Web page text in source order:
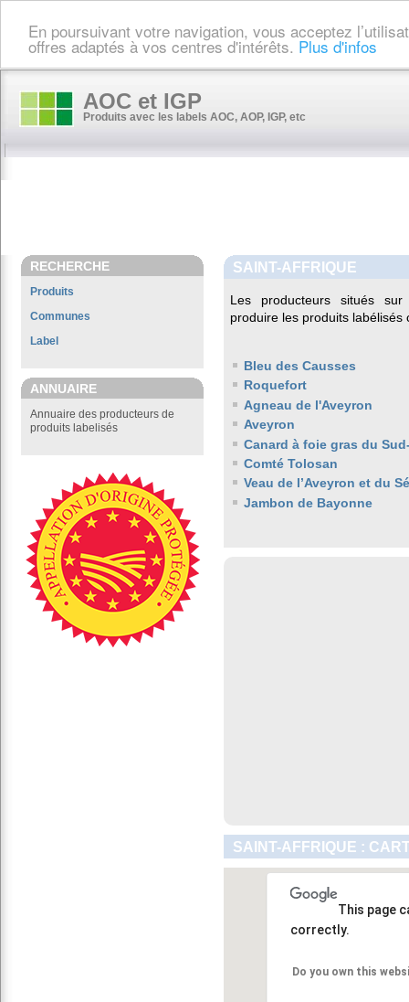
En poursuivant votre navigation, vous acceptez
offres adaptés à vos centres d'intérêts. Plus d'infos
AOC et IGP
Produits avec les labels AOC, AOP, IGP, etc
RECHERCHE
Produits
Communes
Label
ANNUAIRE
Annuaire des producteurs de
produits labelisés
SAINT-AFFRIQUE
Les producteurs situés
produire les produits labélisés
Bleu des Causses
Roquefort
Agneau de l'Aveyron
Aveyron
Canard à foie gras du
Comté Tolosan
Veau de l’Aveyron et du
Jambon de Bayonne
SAINT-AFFRIQUE :
This page
correctly.
Do you own this